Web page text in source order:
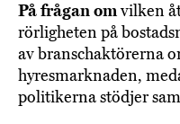
På frågan omvilken
rörligheten på
av branschaktörerna
hyresmarknaden,
politikerna stödjer